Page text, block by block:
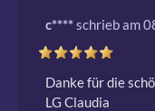
c****schrieb am
Danke für die
LG Claudia